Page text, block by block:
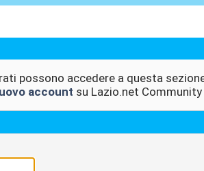
possono accedere a questa
account su Lazio.net Community